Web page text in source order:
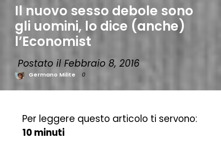
Il nuovo sesso debole sono
gli uomini, lo dice (anche)
l’Economist
Postato il Febbraio 8, 2016
Germano Milite 0
Per leggere questo articolo ti servono:
10 minuti